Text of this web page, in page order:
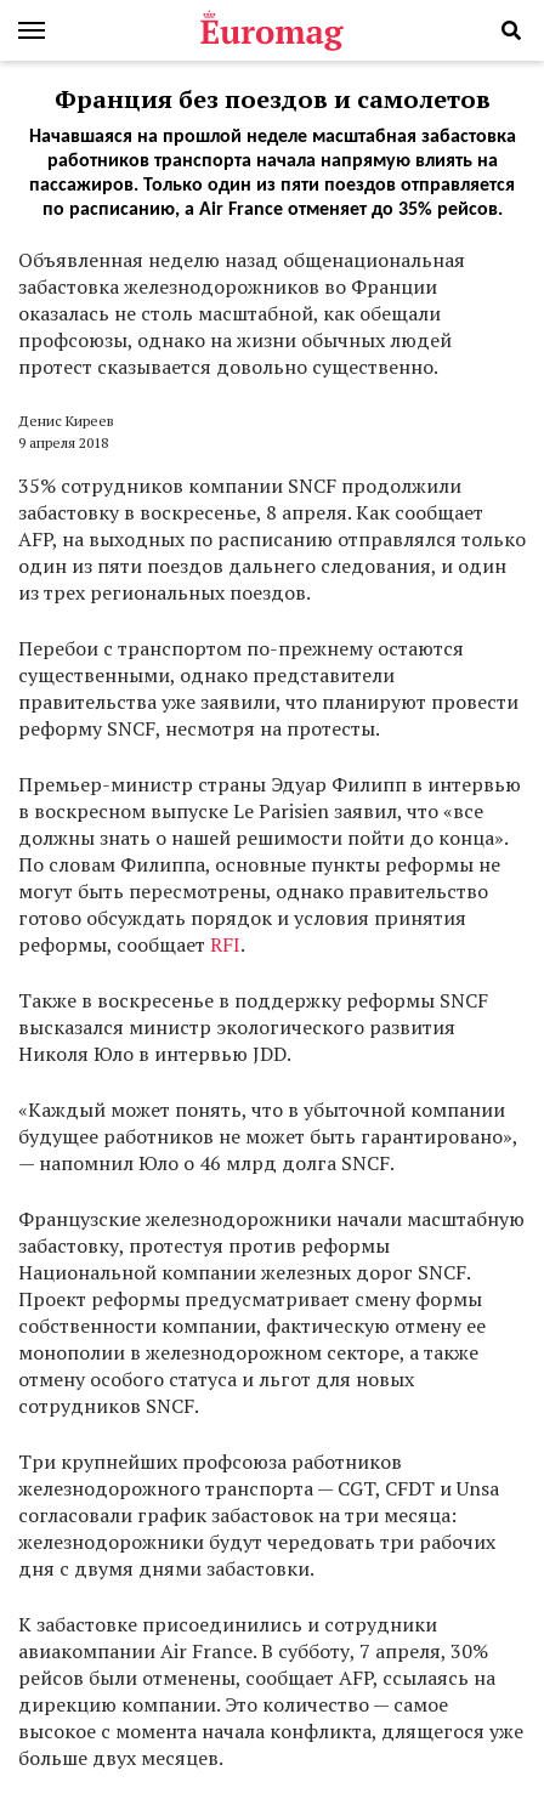
Франция без поездов и самолетов
Начавшаяся на прошлой неделе масштабная забастовка
работников транспорта начала напрямую влиять на
пассажиров. Только один из пяти поездов отправляется
по расписанию, а Air France отменяет до 35% рейсов.
Объявленная неделю назад общенациональная
забастовка железнодорожников во Франции
оказалась не столь масштабной, как обещали
профсоюзы, однако на жизни обычных людей
протест сказывается довольно существенно.
Денис Киреев
9 апреля 2018
35% сотрудников компании SNCF продолжили
забастовку в воскресенье, 8 апреля. Как сообщает
AFP, на выходных по расписанию отправлялся только
один из пяти поездов дальнего следования, и один
из трех региональных поездов.
Перебои с транспортом по-прежнему остаются
существенными, однако представители
правительства уже заявили, что планируют провести
реформу SNCF, несмотря на протесты.
Премьер-министр страны Эдуар Филипп в интервью
в воскресном выпуске Le Parisien заявил, что «все
должны знать о нашей решимости пойти до конца».
По словам Филиппа, основные пункты реформы не
могут быть пересмотрены, однако правительство
готово обсуждать порядок и условия принятия
реформы, сообщает RFI.
Также в воскресенье в поддержку реформы SNCF
высказался министр экологического развития
Николя Юло в интервью JDD.
«Каждый может понять, что в убыточной компании
будущее работников не может быть гарантировано»,
— напомнил Юло о 46 млрд долга SNCF.
Французские железнодорожники начали масштабную
забастовку, протестуя против реформы
Национальной компании железных дорог SNCF.
Проект реформы предусматривает смену формы
собственности компании, фактическую отмену ее
монополии в железнодорожном секторе, а также
отмену особого статуса и льгот для новых
сотрудников SNCF.
Три крупнейших профсоюза работников
железнодорожного транспорта — CGT, CFDT и Unsa
согласовали график забастовок на три месяца:
железнодорожники будут чередовать три рабочих
дня с двумя днями забастовки.
К забастовке присоединились и сотрудники
авиакомпании Air France. В субботу, 7 апреля, 30%
рейсов были отменены, сообщает AFP, ссылаясь на
дирекцию компании. Это количество — самое
высокое с момента начала конфликта, длящегося уже
больше двух месяцев.